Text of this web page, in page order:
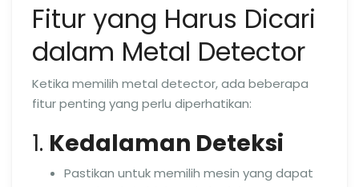
Fitur yang Harus Dicari
dalam Metal Detector
Ketika memilih metal detector, ada beberapa
fitur penting yang perlu diperhatikan:
1. Kedalaman Deteksi
Pastikan untuk memilih mesin yang dapat